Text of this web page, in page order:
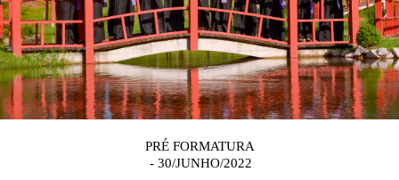
PRÉ FORMATURA
30/JUNHO/2022